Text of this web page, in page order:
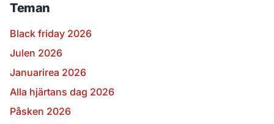
Teman
Black friday 2026
Julen 2026
Januarirea 2026
Alla hjärtans dag 2026
Påsken 2026